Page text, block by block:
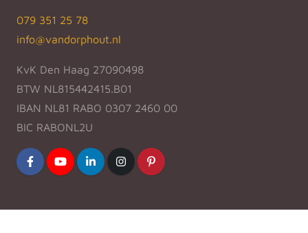
079 351 25 78
info@vandorphout.nl
KvK Den Haag 27090498
BTW NL815442415.B01
IBAN NL81 RABO 0307 2460 00
BIC RABONL2U